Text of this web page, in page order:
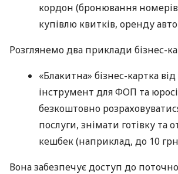
кордон (бронювання номерів
купівлю квитків, оренду
Розглянемо два приклади бізнес-
«Блакитна» бізнес-картка
інструмент для ФОП та
безкоштовно
послуги, знімати готівку та
кешбек (наприклад, до 10
Вона забезпечує доступ до